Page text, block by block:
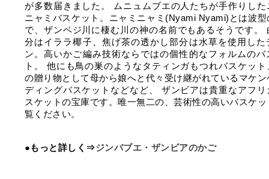
が多数届きました。 ムニュムブエの人たちが手作りした
ニャミバスケット。ニャミニャミ(Nyami Nyami)とは波型
で、ザンベジ川に棲む川の神の名前でもあるそうです。
分はイララ椰子、焦げ茶の透かし部分は水草を使用した
ン。高いかご編み技術ならではの個性的なフォルムのバ
ト。 他にも鳥の巣のようなタティンガもつれバスケット
の贈り物として母から娘へと代々受け継がれているマケ
ディングバスケットなどなど、 ザンビアは貴重なアフリ
スケットの宝庫です。唯一無二の、芸術性の高いバスケ
覧ください。
●もっと詳しく⇒ジンバブエ・ザンビアのかご